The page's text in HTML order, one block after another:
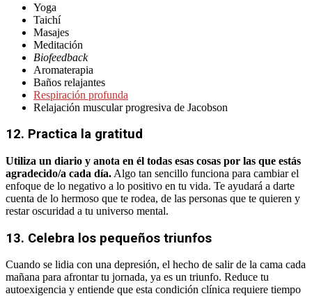
Yoga
Taichí
Masajes
Meditación
Biofeedback
Aromaterapia
Baños relajantes
Respiración profunda
Relajación muscular progresiva de Jacobson
12. Practica la gratitud
Utiliza un diario y anota en él todas esas cosas por las que estás
agradecido/a cada día. Algo tan sencillo funciona para cambiar el
enfoque de lo negativo a lo positivo en tu vida. Te ayudará a darte
cuenta de lo hermoso que te rodea, de las personas que te quieren y
restar oscuridad a tu universo mental.
13. Celebra los pequeños triunfos
Cuando se lidia con una depresión, el hecho de salir de la cama cada
mañana para afrontar tu jornada, ya es un triunfo. Reduce tu
autoexigencia y entiende que esta condición clínica requiere tiempo